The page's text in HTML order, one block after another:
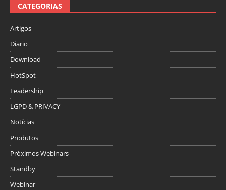
CATEGORIAS
Artigos
Diario
Download
HotSpot
Leadership
LGPD & PRIVACY
Notícias
Produtos
Próximos Webinars
Standby
Webinar